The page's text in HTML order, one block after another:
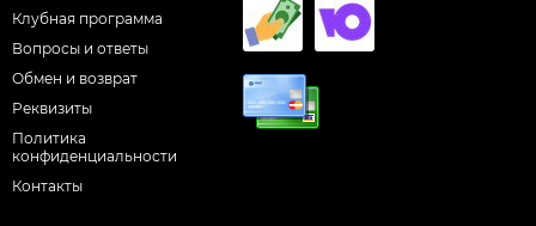
Клубная программа
Вопросы и ответы
Обмен и возврат
Реквизиты
Политика
конфиденциальности
Контакты